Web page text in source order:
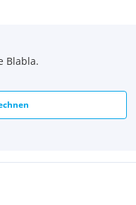
Blabla.